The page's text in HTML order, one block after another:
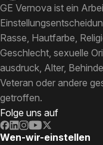
GE Vernova ist ein
Rasse, Hautfarbe,
Geschlecht, sexuelle
ausdruck, Alter,
Veteran oder andere
getroffen.
Folge uns auf
Wen-wir-einstellen